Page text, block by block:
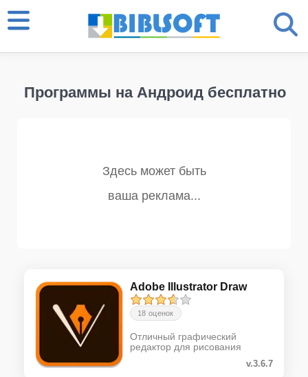
Программы на Андроид бесплатно
Adobe Illustrator Draw
18 оценок
Отличный графический
редактор для рисования
v.3.6.7